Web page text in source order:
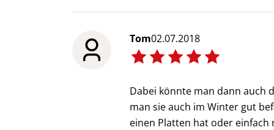
Tom02.07.2018
Dabei könnte man dann auch
man sie auch im Winter gut
einen Platten hat oder einfach